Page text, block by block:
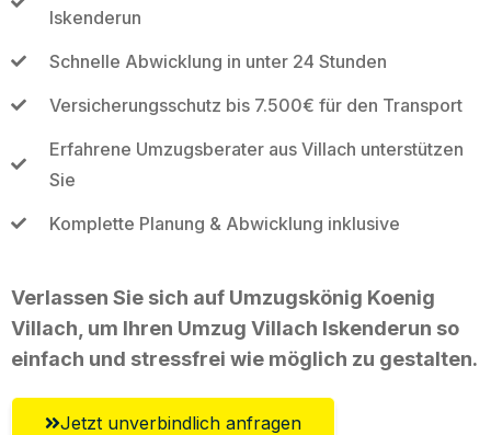
Iskenderun
Schnelle Abwicklung in unter 24 Stunden
Versicherungsschutz bis 7.500€ für den Transport
Erfahrene Umzugsberater aus Villach unterstützen
Sie
Komplette Planung & Abwicklung inklusive
Verlassen Sie sich auf Umzugskönig Koenig
Villach, um Ihren Umzug Villach Iskenderun so
einfach und stressfrei wie möglich zu gestalten.
Jetzt unverbindlich anfragen